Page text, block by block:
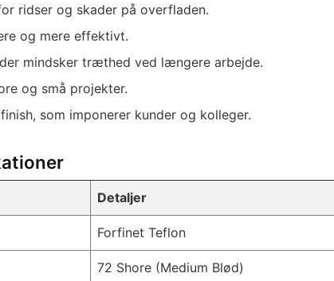
ridser og skader på overfladen.
og mere effektivt.
mindsker træthed ved længere arbejde.
og små projekter.
som imponerer kunder og kolleger.
Detaljer
Forfinet Teflon
72 Shore (Medium Blød)